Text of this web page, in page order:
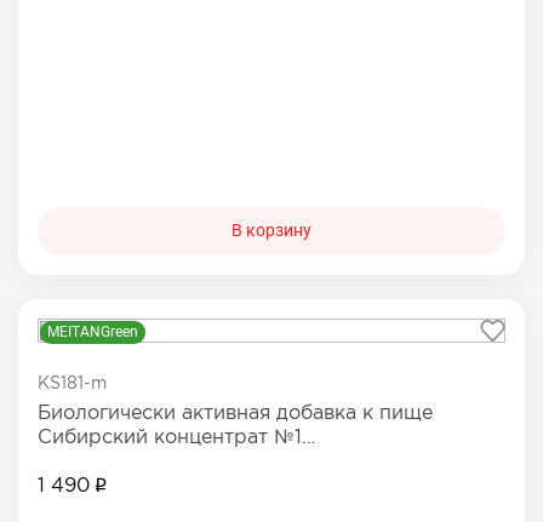
В корзину
MEITANGreen
KS181-m
Биологически активная добавка к пище
Сибирский концентрат №1
1 490